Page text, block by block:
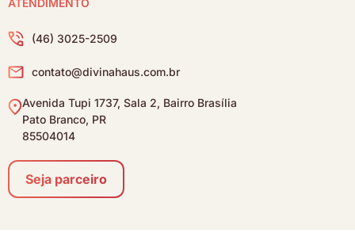
ATENDIMENTO
(46) 3025-2509
contato@divinahaus.com.br
Avenida Tupi 1737, Sala 2, Bairro Brasília
Pato Branco, PR
85504014
Seja parceiro